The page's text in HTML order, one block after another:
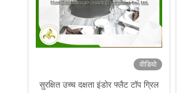
वीडियो
सुरक्षित उच्च दक्षता इंडोर फ्लैट टॉप ग्रिल